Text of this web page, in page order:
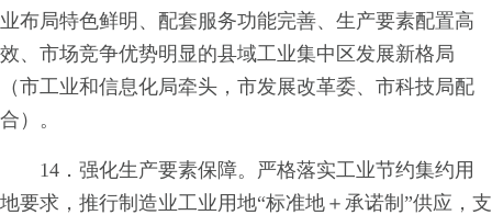
业布局特色鲜明、配套服务功能完善、生产要素配置高
效、市场竞争优势明显的县域工业集中区发展新格局
（市工业和信息化局牵头，市发展改革委、市科技局配
合）。
14．强化生产要素保障。严格落实工业节约集约用
地要求，推行制造业工业用地“标准地＋承诺制”供应，支